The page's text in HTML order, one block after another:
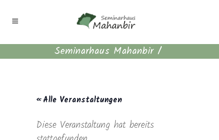
Seminarhaus Mahanbir/
« Alle Veranstaltungen
Diese Veranstaltung hat bereits